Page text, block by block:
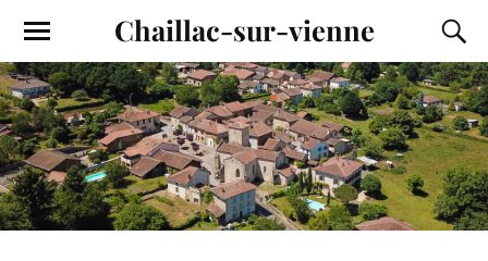
Chaillac-sur-vienne